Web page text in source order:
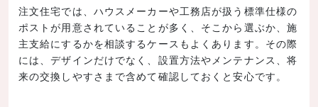
注文住宅では、ハウスメーカーや工務店が扱う標準仕様の
ポストが用意されていることが多く、そこから選ぶか、施
主支給にするかを相談するケースもよくあります。その際
には、デザインだけでなく、設置方法やメンテナンス、将
来の交換しやすさまで含めて確認しておくと安心です。